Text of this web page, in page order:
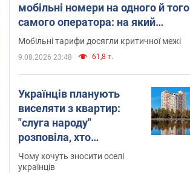
мобільні номери на одного й того
самого оператора: на який
найчастіше переходять
Мобільні тарифи досягли критичної межі
9.08.2026 23:48 61,8 т.
Українців планують
виселяти з квартир:
"слуга народу"
розповіла, хто
ухвалюватиме рішення
про знесення будинків
Чому хочуть зносити оселі
українців